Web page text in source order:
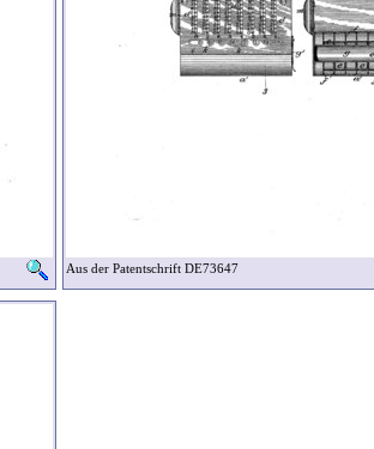
Aus der Patentschrift DE73647